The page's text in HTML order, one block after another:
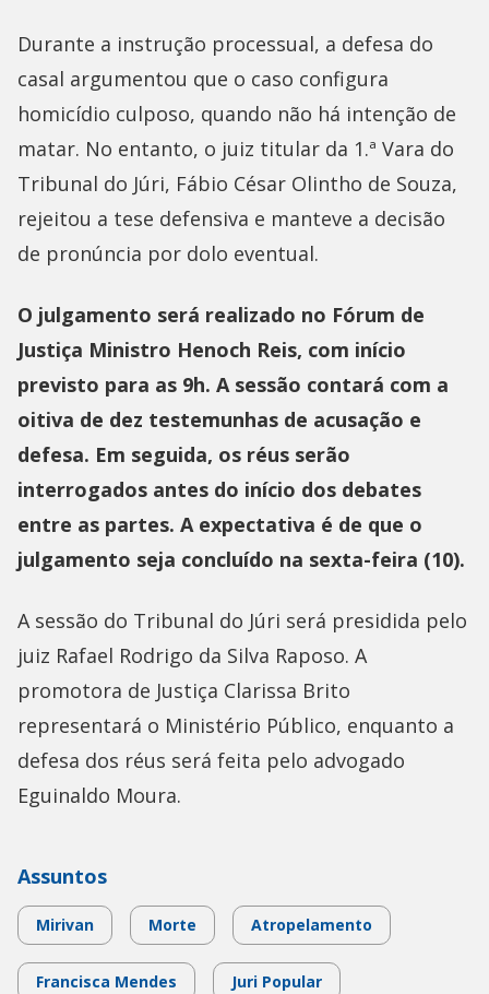
Durante a instrução processual, a defesa do
casal argumentou que o caso configura
homicídio culposo, quando não há intenção de
matar. No entanto, o juiz titular da 1.ª Vara do
Tribunal do Júri, Fábio César Olintho de Souza,
rejeitou a tese defensiva e manteve a decisão
de pronúncia por dolo eventual.
O julgamento será realizado no Fórum de
Justiça Ministro Henoch Reis, com início
previsto para as 9h. A sessão contará com a
oitiva de dez testemunhas de acusação e
defesa. Em seguida, os réus serão
interrogados antes do início dos debates
entre as partes. A expectativa é de que o
julgamento seja concluído na sexta-feira (10).
A sessão do Tribunal do Júri será presidida pelo
juiz Rafael Rodrigo da Silva Raposo. A
promotora de Justiça Clarissa Brito
representará o Ministério Público, enquanto a
defesa dos réus será feita pelo advogado
Eguinaldo Moura.
Assuntos
Mirivan Morte Atropelamento
Francisca Mendes Juri Popular